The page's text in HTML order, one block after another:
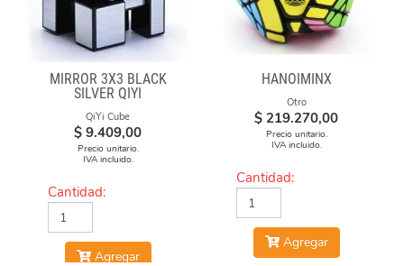
MIRROR 3X3 BLACK
SILVER QIYI
QiYi Cube
$ 9.409,00
Precio unitario.
IVA incluido.
Cantidad:
Agregar
HANOIMINX
Otro
$ 219.270,00
Precio unitario.
IVA incluido.
Cantidad:
Agregar